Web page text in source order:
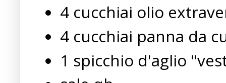
4 cucchiai olio
4 cucchiai panna da
1 spicchio d'aglio